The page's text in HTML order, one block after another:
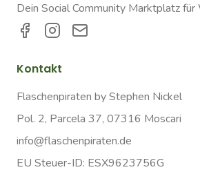
Dein Social Community Marktplatz für
Kontakt
Flaschenpiraten by Stephen Nickel
Pol. 2, Parcela 37, 07316 Moscari
info@flaschenpiraten.de
EU Steuer-ID: ESX9623756G